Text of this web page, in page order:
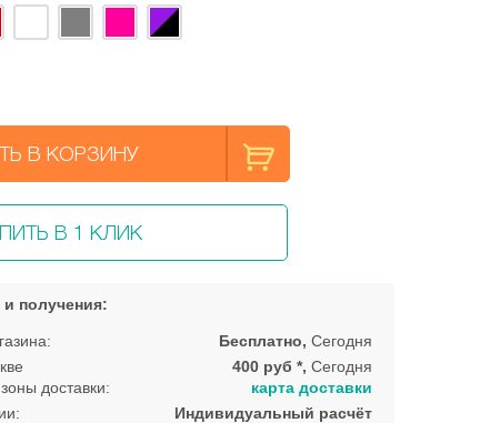
В КОРЗИНУ
В 1 КЛИК
получения:
Бесплатно, Сегодня
доставки:
400 руб *, Сегодня
карта доставки
Индивидуальный расчёт